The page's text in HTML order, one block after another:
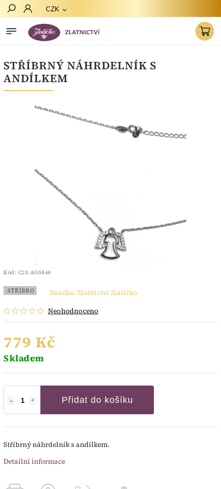
CZK
STŘÍBRNÝ NÁHRDELNÍK S
ANDÍLKEM
Kód: C20.AGS848
STŘÍBRO
Neohodnoceno
Značka: Zlatnictví Zlatíčko
779 Kč
Skladem
Přidat do košíku
Stříbrný náhrdelník s andílkem.
Detailní informace